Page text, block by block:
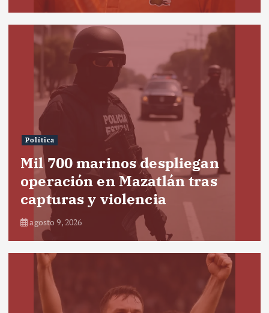
Política
Mil 700 marinos despliegan
operación en Mazatlán tras
capturas y violencia
agosto 9, 2026